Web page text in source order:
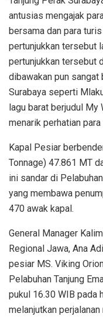
antusias mengajak
bersama dan para
pertunjukkan tersebut
pertunjukkan tersebut
dibawakan pun
Surabaya seperti
lagu barat berjudul My
menarik perhatian
Kapal Pesiar
Tonnage) 47.861 MT
ini sandar di
yang membawa
470 awak kapal.
General Manager
Regional Jawa, Ana
pesiar MS. Viking
Pelabuhan Tanjung
pukul 16.30 WIB pada
melanjutkan